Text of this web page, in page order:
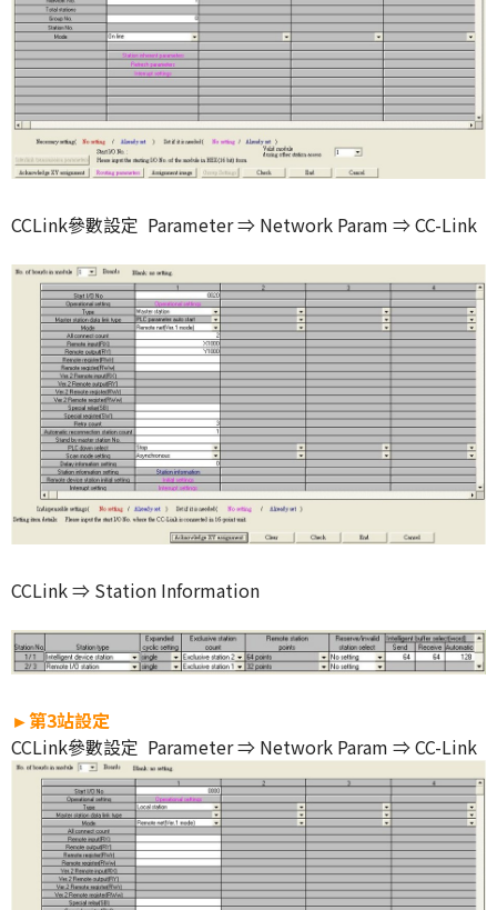
CCLink參數設定 Parameter ⇒ Network Param ⇒ CC-Link
CCLink ⇒ Station Information
►第3站設定
CCLink參數設定 Parameter ⇒ Network Param ⇒ CC-Link